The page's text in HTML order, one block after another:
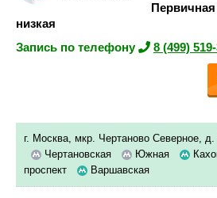
низкая
Запись по телефону
8 (499)
г. Москва, мкр. Чертаново Северное, д.
Чертановская
Южная
проспект
Варшавская